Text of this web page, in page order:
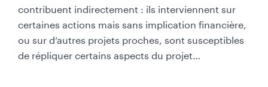
contribuent indirectement : ils interviennent sur
certaines actions mais sans implication financière,
ou sur d’autres projets proches, sont susceptibles
de répliquer certains aspects du projet…